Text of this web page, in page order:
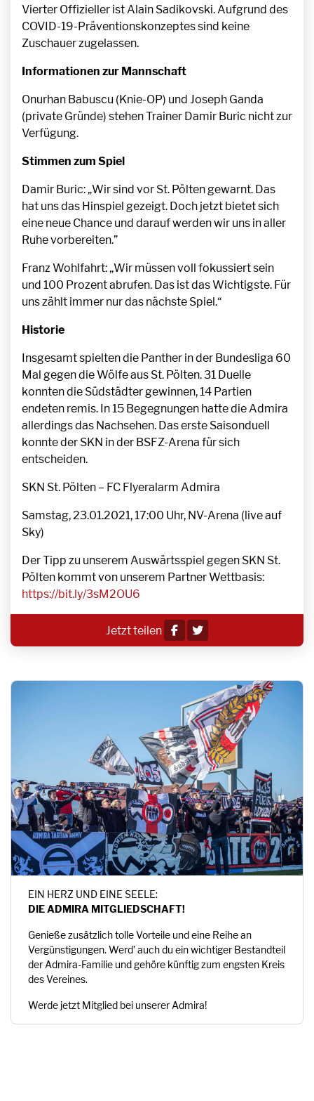
Vierter Offizieller ist Alain Sadikovski. Aufgrund des
COVID-19-Präventionskonzeptes sind keine
Zuschauer zugelassen.
Informationen zur Mannschaft
Onurhan Babuscu (Knie-OP) und Joseph Ganda
(private Gründe) stehen Trainer Damir Buric nicht zur
Verfügung.
Stimmen zum Spiel
Damir Buric: „Wir sind vor St. Pölten gewarnt. Das
hat uns das Hinspiel gezeigt. Doch jetzt bietet sich
eine neue Chance und darauf werden wir uns in aller
Ruhe vorbereiten.”
Franz Wohlfahrt: „Wir müssen voll fokussiert sein
und 100 Prozent abrufen. Das ist das Wichtigste. Für
uns zählt immer nur das nächste Spiel.“
Historie
Insgesamt spielten die Panther in der Bundesliga 60
Mal gegen die Wölfe aus St. Pölten. 31 Duelle
konnten die Südstädter gewinnen, 14 Partien
endeten remis. In 15 Begegnungen hatte die Admira
allerdings das Nachsehen. Das erste Saisonduell
konnte der SKN in der BSFZ-Arena für sich
entscheiden.
SKN St. Pölten – FC Flyeralarm Admira
Samstag, 23.01.2021, 17:00 Uhr, NV-Arena (live auf
Sky)
Der Tipp zu unserem Auswärtsspiel gegen SKN St.
Pölten kommt von unserem Partner Wettbasis:
https://bit.ly/3sM2OU6
Jetzt teilen
EIN HERZ UND EINE SEELE:
DIE ADMIRA MITGLIEDSCHAFT!
Genieße zusätzlich tolle Vorteile und eine Reihe an
Vergünstigungen. Werd’ auch du ein wichtiger Bestandteil
der Admira-Familie und gehöre künftig zum engsten Kreis
des Vereines.
Werde jetzt Mitglied bei unserer Admira!